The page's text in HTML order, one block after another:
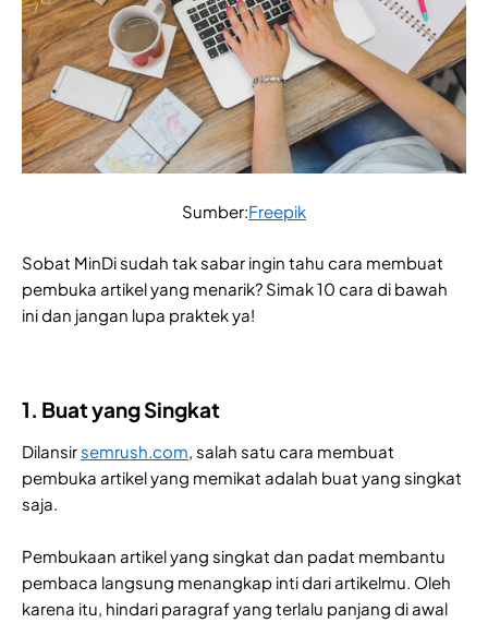
Sumber:Freepik
Sobat MinDi sudah tak sabar ingin tahu cara membuat
pembuka artikel yang menarik? Simak 10 cara di bawah
ini dan jangan lupa praktek ya!
1. Buat yang Singkat
Dilansirsemrush.com, salah satu cara membuat
pembuka artikel yang memikat adalah buat yang singkat
saja.
Pembukaan artikel yang singkat dan padat membantu
pembaca langsung menangkap inti dari artikelmu. Oleh
karena itu, hindari paragraf yang terlalu panjang di awal